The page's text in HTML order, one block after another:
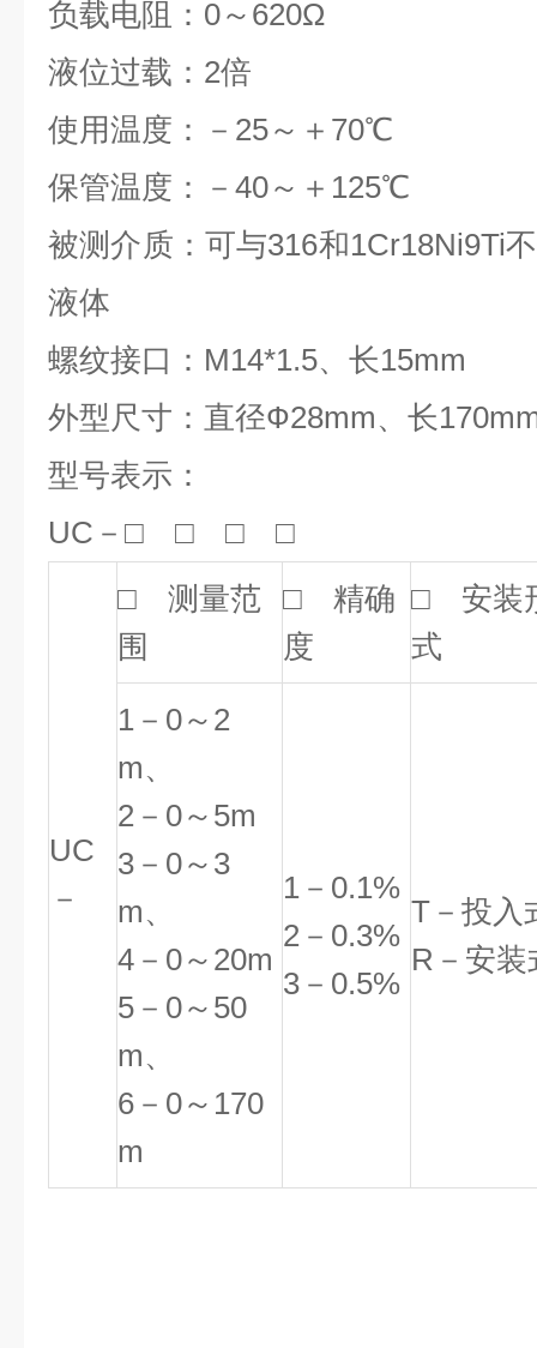
负载电阻：0～620Ω
液位过载：2倍
使用温度：－25～＋70℃
保管温度：－40～＋125℃
被测介质：可与316和1Cr18Ni9Ti
液体
螺纹接口：M14*1.5、长15mm
外型尺寸：直径Ф28mm、长
型号表示：
UC －□ □ □ □
UC
－
□ 测量范
围
□ 精确
度
□ 安装
式
1 －0～2
m、
2－0～5m
3－0～3
m、
4－0～20m
5－0～50
m、
6－0～170
m
1 －0.1%
2－0.3%
3－0.5%
T －投入
R－安装